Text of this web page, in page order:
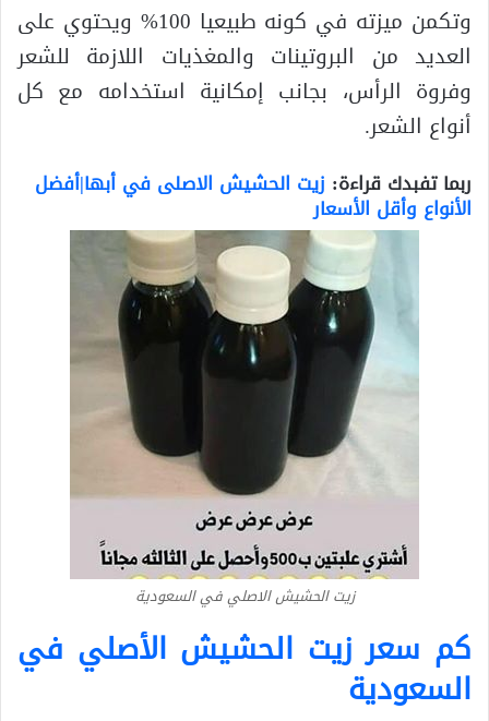
وتكمن ميزته في كونه طبيعيا 100% ويحتوي على
العديد من البروتينات والمغذيات اللازمة للشعر
وفروة الرأس، بجانب إمكانية استخدامه مع كل
أنواع الشعر.
ربما تفبدك قراءة: زيت الحشيش الاصلى في أبها|أفضل
الأنواع وأقل الأسعار
زيت الحشيش الاصلي في السعودية
كم سعر زيت الحشيش الأصلي في
السعودية